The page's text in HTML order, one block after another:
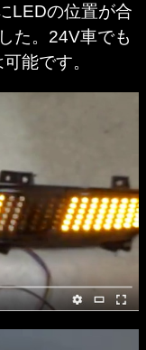
LEDの位置が合
た。24V車でも
能です。